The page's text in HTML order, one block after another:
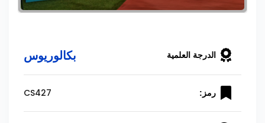
الدرجة العلمية بكالوريوس
رمز: CS427